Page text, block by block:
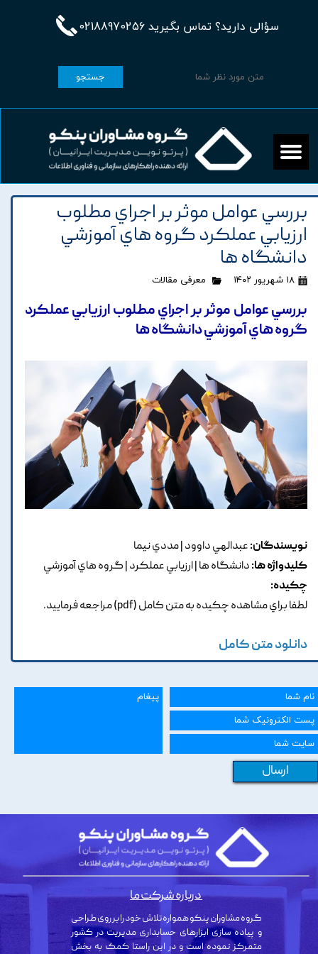
سؤالی دارید؟ تماس بگیرید 02188970256
جستجو
بررسي عوامل موثر بر اجراي مطلوب
ارزيابي عملکرد گروه هاي آموزشي
دانشگاه ها
۱۸ شهریور ۱۴۰۲ معرفی مقالات
بررسي عوامل موثر بر اجراي مطلوب ارزيابي عملکرد
گروه هاي آموزشي دانشگاه ها
نویسندگان:عبدالهي داوود | مددي نيما
کلیدواژه ها:دانشگاه ها | ارزيابي عملکرد | گروه هاي آموزشي
چکیده:
لطفا براي مشاهده چکيده به متن کامل (pdf) مراجعه فرماييد.
دانلود متن کامل
ارسال
گروه مشاوران پنکو همواره تلاش خود را بر روی طراحی
و پیاده سازی ابزارهای حسابداری مدیریت در کشور
متمرکز نموده است و در این راستا کمک به بخش
درباره شرکت ما